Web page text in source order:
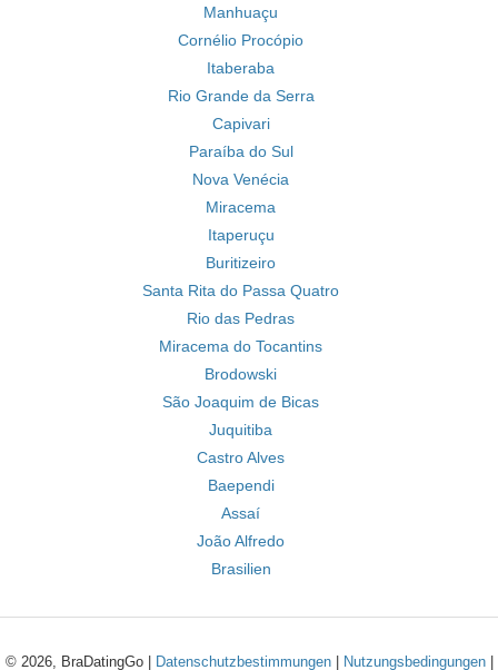
Manhuaçu
Cornélio Procópio
Itaberaba
Rio Grande da Serra
Capivari
Paraíba do Sul
Nova Venécia
Miracema
Itaperuçu
Buritizeiro
Santa Rita do Passa Quatro
Rio das Pedras
Miracema do Tocantins
Brodowski
São Joaquim de Bicas
Juquitiba
Castro Alves
Baependi
Assaí
João Alfredo
Brasilien
© 2026, BraDatingGo | Datenschutzbestimmungen| Nutzungsbedingungen|